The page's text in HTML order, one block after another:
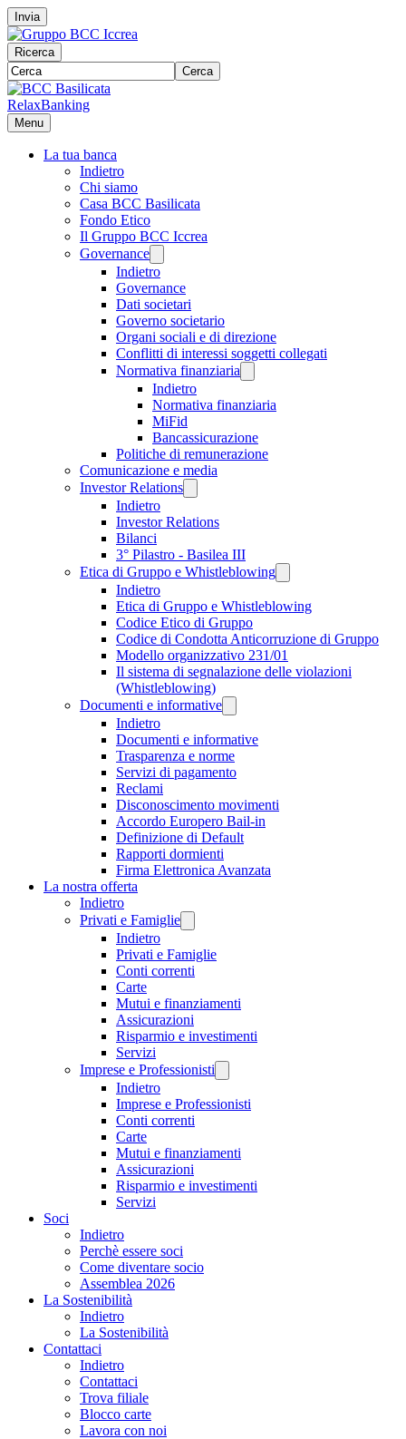
Invia
Ricerca
Cerca
RelaxBanking
Menu
La tua banca
Indietro
Chi siamo
Casa BCC Basilicata
Fondo Etico
Il Gruppo BCC Iccrea
Governance
Indietro
Governance
Dati societari
Governo societario
Organi sociali e di direzione
Conflitti di interessi soggetti collegati
Normativa finanziaria
Indietro
Normativa finanziaria
MiFid
Bancassicurazione
Politiche di remunerazione
Comunicazione e media
Investor Relations
Indietro
Investor Relations
Bilanci
3° Pilastro - Basilea III
Etica di Gruppo e Whistleblowing
Indietro
Etica di Gruppo e Whistleblowing
Codice Etico di Gruppo
Codice di Condotta Anticorruzione di Gruppo
Modello organizzativo 231/01
Il sistema di segnalazione delle violazioni
(Whistleblowing)
Documenti e informative
Indietro
Documenti e informative
Trasparenza e norme
Servizi di pagamento
Reclami
Disconoscimento movimenti
Accordo Europero Bail-in
Definizione di Default
Rapporti dormienti
Firma Elettronica Avanzata
La nostra offerta
Indietro
Privati e Famiglie
Indietro
Privati e Famiglie
Conti correnti
Carte
Mutui e finanziamenti
Assicurazioni
Risparmio e investimenti
Servizi
Imprese e Professionisti
Indietro
Imprese e Professionisti
Conti correnti
Carte
Mutui e finanziamenti
Assicurazioni
Risparmio e investimenti
Servizi
Soci
Indietro
Perchè essere soci
Come diventare socio
Assemblea 2026
La Sostenibilità
Indietro
La Sostenibilità
Contattaci
Indietro
Contattaci
Trova filiale
Blocco carte
Lavora con noi